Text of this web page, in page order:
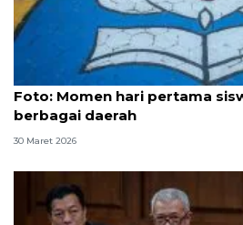
Foto: Momen hari pertama
berbagai daerah
30 Maret 2026